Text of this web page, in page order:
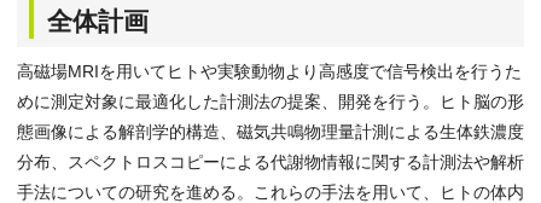
全体計画
高磁場MRIを用いてヒトや実験動物より高感度で信号検出を行うた
めに測定対象に最適化した計測法の提案、開発を行う。ヒト脳の形
態画像による解剖学的構造、磁気共鳴物理量計測による生体鉄濃度
分布、スペクトロスコピーによる代謝物情報に関する計測法や解析
手法についての研究を進める。これらの手法を用いて、ヒトの体内